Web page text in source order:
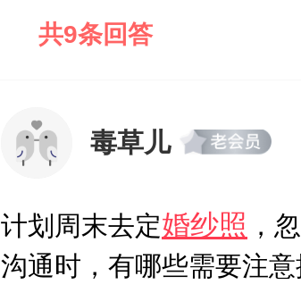
共9条回答
毒草儿
计划周末去定婚纱照 ，
沟通时，有哪些需要注